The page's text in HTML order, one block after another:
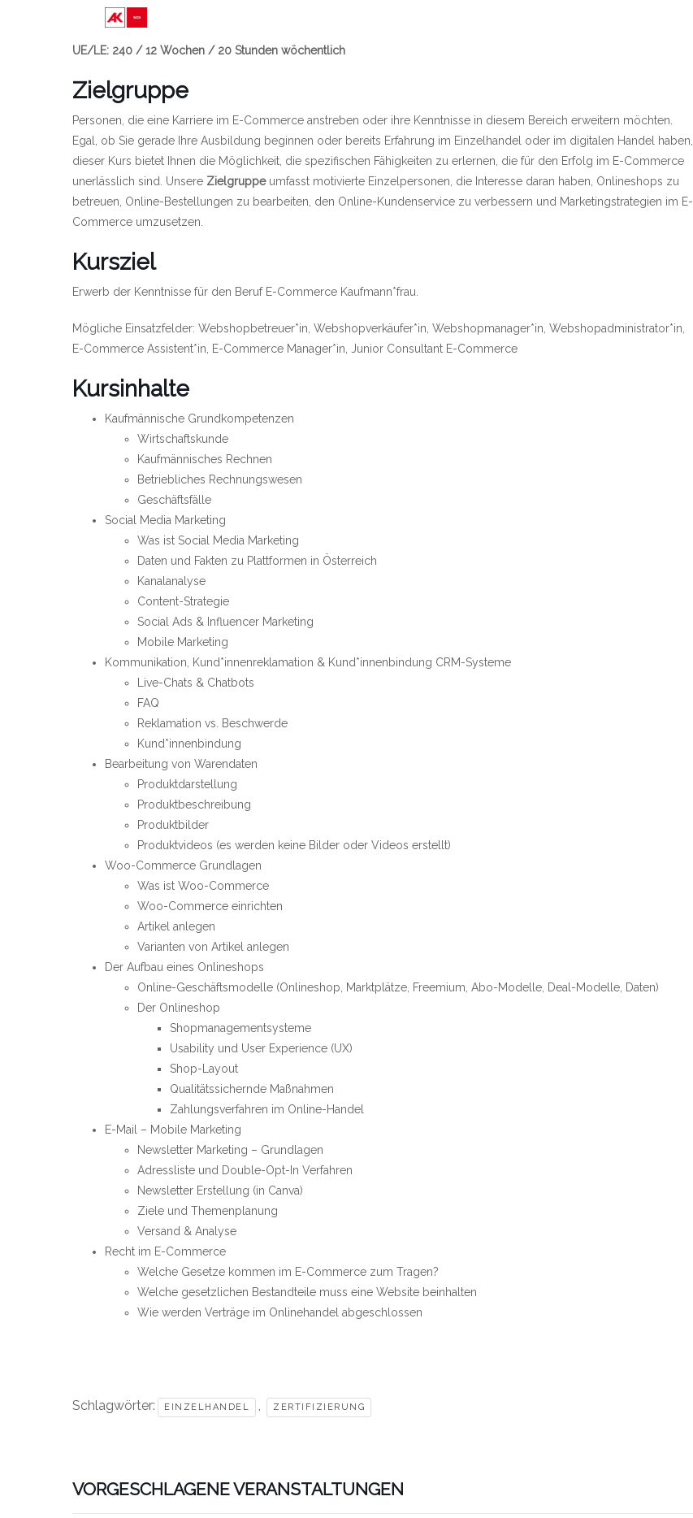
UE/LE: 240 / 12 Wochen / 20 Stunden wöchentlich
Zielgruppe
Personen, die eine Karriere im E-Commerce anstreben oder ihre Kenntnisse in diesem Bereich erweitern möchten.
Egal, ob Sie gerade Ihre Ausbildung beginnen oder bereits Erfahrung im Einzelhandel oder im digitalen Handel haben,
dieser Kurs bietet Ihnen die Möglichkeit, die spezifischen Fähigkeiten zu erlernen, die für den Erfolg im E-Commerce
unerlässlich sind. Unsere Zielgruppeumfasst motivierte Einzelpersonen, die Interesse daran haben, Onlineshops zu
betreuen, Online-Bestellungen zu bearbeiten, den Online-Kundenservice zu verbessern und Marketingstrategien im E-
Commerce umzusetzen.
Kursziel
Erwerb der Kenntnisse für den Beruf E-Commerce Kaufmann*frau.
Mögliche Einsatzfelder: Webshopbetreuer*in, Webshopverkäufer*in, Webshopmanager*in, Webshopadministrator*in,
E-Commerce Assistent*in, E-Commerce Manager*in, Junior Consultant E-Commerce
Kursinhalte
Kaufmännische Grundkompetenzen
Wirtschaftskunde
Kaufmännisches Rechnen
Betriebliches Rechnungswesen
Geschäftsfälle
Social Media Marketing
Was ist Social Media Marketing
Daten und Fakten zu Plattformen in Österreich
Kanalanalyse
Content-Strategie
Social Ads & Influencer Marketing
Mobile Marketing
Kommunikation, Kund*innenreklamation & Kund*innenbindung CRM-Systeme
Live-Chats & Chatbots
FAQ
Reklamation vs. Beschwerde
Kund*innenbindung
Bearbeitung von Warendaten
Produktdarstellung
Produktbeschreibung
Produktbilder
Produktvideos (es werden keine Bilder oder Videos erstellt)
Woo-Commerce Grundlagen
Was ist Woo-Commerce
Woo-Commerce einrichten
Artikel anlegen
Varianten von Artikel anlegen
Der Aufbau eines Onlineshops
Online-Geschäftsmodelle (Onlineshop, Marktplätze, Freemium, Abo-Modelle, Deal-Modelle, Daten)
Der Onlineshop
Shopmanagementsysteme
Usability und User Experience (UX)
Shop-Layout
Qualitätssichernde Maßnahmen
Zahlungsverfahren im Online-Handel
E-Mail – Mobile Marketing
Newsletter Marketing – Grundlagen
Adressliste und Double-Opt-In Verfahren
Newsletter Erstellung (in Canva)
Ziele und Themenplanung
Versand & Analyse
Recht im E-Commerce
Welche Gesetze kommen im E-Commerce zum Tragen?
Welche gesetzlichen Bestandteile muss eine Website beinhalten
Wie werden Verträge im Onlinehandel abgeschlossen
Schlagwörter: EINZELHANDEL , ZERTIFIZIERUNG
VORGESCHLAGENE VERANSTALTUNGEN